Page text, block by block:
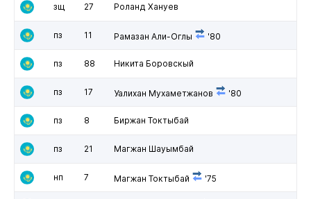
зщ 27 Роланд Хануев
пз 11 Рамазан Али-Оглы '80
пз 88 Никита Боровскый
пз 17 Уалихан Мухаметжанов '80
пз 8 Биржан Токтыбай
пз 21 Магжан Шауымбай
нп 7 Магжан Токтыбай '75